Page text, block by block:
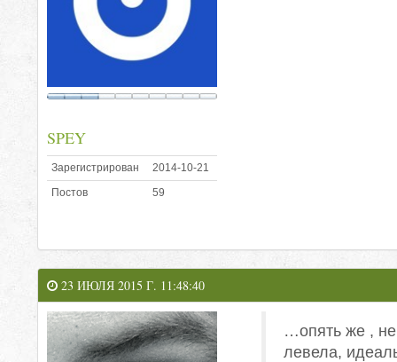
SPEY
Зарегистрирован
2014-10-21
Постов
59
23 ИЮЛЯ 2015 Г. 11:48:40
…опять же , не
левела,